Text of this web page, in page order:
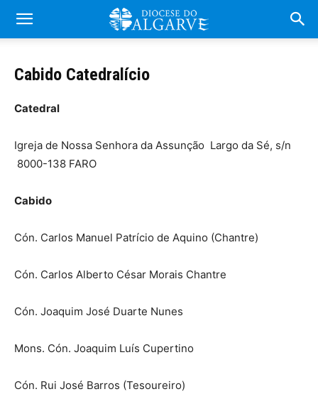
Cabido Catedralício
Catedral
Igreja de Nossa Senhora da Assunção Largo da Sé, s/n
8000-138 FARO
Cabido
Cón. Carlos Manuel Patrício de Aquino (Chantre)
Cón. Carlos Alberto César Morais Chantre
Cón. Joaquim José Duarte Nunes
Mons. Cón. Joaquim Luís Cupertino
Cón. Rui José Barros (Tesoureiro)